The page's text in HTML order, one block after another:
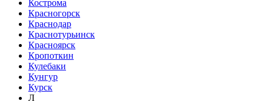
Кострома
Красногорск
Краснодар
Краснотурьинск
Красноярск
Кропоткин
Кулебаки
Кунгур
Курск
Л